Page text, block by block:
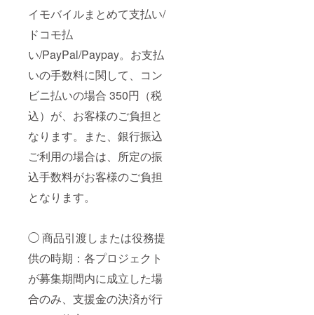
イモバイルまとめて支払い/
ドコモ払
い/PayPal/Paypay。お支払
いの手数料に関して、コン
ビニ払いの場合 350円（税
込）が、お客様のご負担と
なります。また、銀行振込
ご利用の場合は、所定の振
込手数料がお客様のご負担
となります。
◯ 商品引渡しまたは役務提
供の時期：各プロジェクト
が募集期間内に成立した場
合のみ、支援金の決済が行